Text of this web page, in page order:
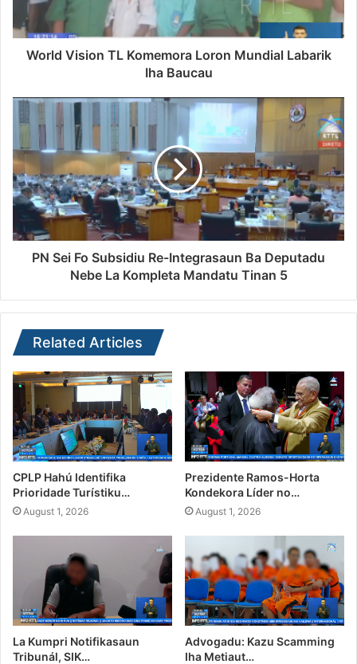
World Vision TL Komemora Loron Mundial Labarik
Iha Baucau
PN Sei Fo Subsidiu Re-Integrasaun Ba Deputadu
Nebe La Kompleta Mandatu Tinan 5
Related Articles
CPLP Hahú Identifika
Prioridade Turístiku…
August 1, 2026
Prezidente Ramos-Horta
Kondekora Líder no…
August 1, 2026
La Kumpri Notifikasaun
Tribunál, SIK…
Advogadu: Kazu Scamming
Iha Metiaut…